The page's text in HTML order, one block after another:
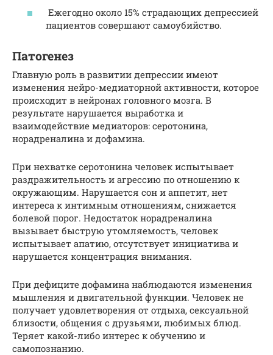
Ежегодно около 15% страдающих депрессией
пациентов совершают самоубийство.
Патогенез
Главную роль в развитии депрессии имеют
изменения нейро-медиаторной активности, которое
происходит в нейронах головного мозга. В
результате нарушается выработка и
взаимодействие медиаторов: серотонина,
норадреналина и дофамина.
При нехватке серотонина человек испытывает
раздражительность и агрессию по отношению к
окружающим. Нарушается сон и аппетит, нет
интереса к интимным отношениям, снижается
болевой порог. Недостаток норадреналина
вызывает быструю утомляемость, человек
испытывает апатию, отсутствует инициатива и
нарушается концентрация внимания.
При дефиците дофамина наблюдаются изменения
мышления и двигательной функции. Человек не
получает удовлетворения от отдыха, сексуальной
близости, общения с друзьями, любимых блюд.
Теряет какой-либо интерес к обучению и
самопознанию.